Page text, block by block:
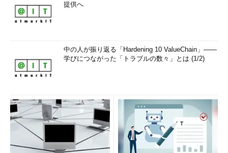
提供へ
中の人が振り返る「Hardening 10 ValueChain」――
学びにつながった「トラブルの数々」とは (1/2)